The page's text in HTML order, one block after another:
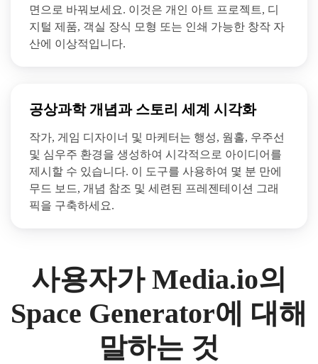
면으로 바꿔보세요. 이것은 개인 아트 프로젝트, 디
지털 제품, 객실 장식 모형 또는 인쇄 가능한 창작 자
산에 이상적입니다.
공상과학 개념과 스토리 세계 시각화
작가, 게임 디자이너 및 마케터는 행성, 웜홀, 우주선
및 심우주 환경을 생성하여 시각적으로 아이디어를
제시할 수 있습니다. 이 도구를 사용하여 몇 분 만에
무드 보드, 개념 참조 및 세련된 프레젠테이션 그래
픽을 구축하세요.
사용자가 Media.io의
Space Generator에 대해
말하는 것